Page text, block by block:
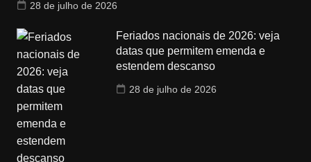
28 de julho de 2026
Feriados nacionais de 2026: veja
datas que permitem emenda e
estendem descanso
28 de julho de 2026